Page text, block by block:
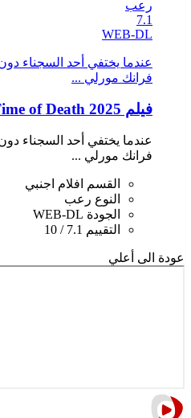
رعب
7.1
WEB-DL
عندما يختفي أحد السجناء
فرانك مورلي ...
فيلم Time of Death 2025 مترجم HD
عندما يختفي أحد السجناء
فرانك مورلي ...
القسم
افلام اجنبي
النوع رعب
الجودة WEB-DL
التقييم 7.1 / 10
عودة الى أعلي